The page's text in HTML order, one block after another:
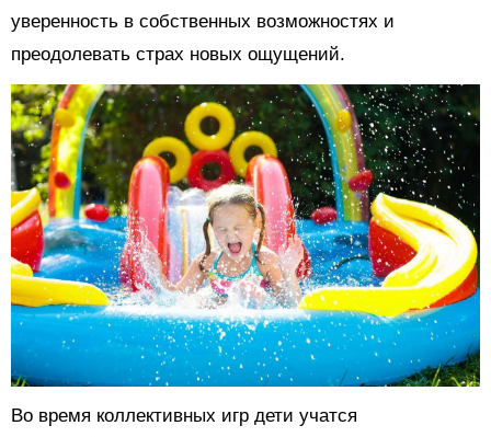
уверенность в собственных возможностях и
преодолевать страх новых ощущений.
Во время коллективных игр дети учатся